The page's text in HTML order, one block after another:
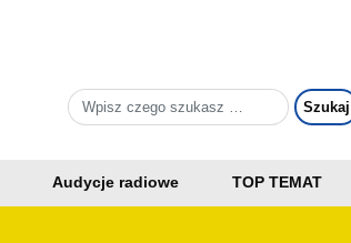
Audycje radiowe TOP TEMAT